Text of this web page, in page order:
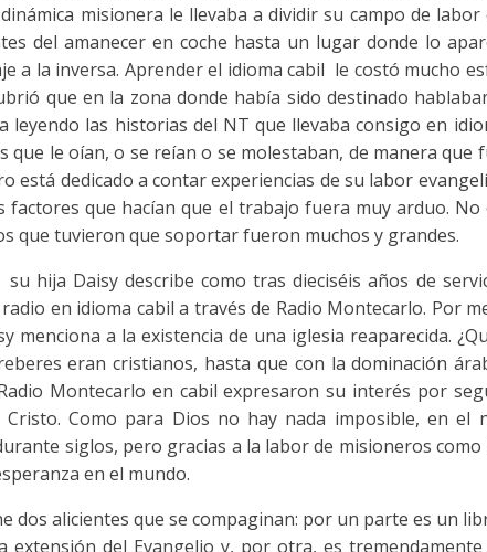
misionera le llevaba a dividir su campo de
del amanecer en coche hasta un lugar donde lo
a la inversa. Aprender el idioma cabil le costó mucho
que en la zona donde había sido destinado
leyendo las historias del NT que llevaba consigo en
que le oían, o se reían o se molestaban, de manera
está dedicado a contar experiencias de su labor
factores que hacían que el trabajo fuera muy arduo.
que tuvieron que soportar fueron muchos y grandes.
hija Daisy describe como tras dieciséis años de
en idioma cabil a través de Radio Montecarlo. Por
menciona a la existencia de una iglesia reaparecida.
eran cristianos, hasta que con la dominación
Montecarlo en cabil expresaron su interés por
Como para Dios no hay nada imposible, en
siglos, pero gracias a la labor de misioneros
en el mundo.
dos alicientes que se compaginan: por un parte es un
extensión del Evangelio y, por otra, es